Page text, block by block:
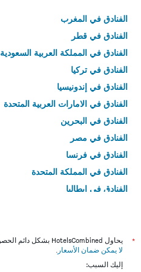
الفنادق في المغرب
الفنادق في قطر
الفنادق في المملكة العربية السعودية
الفنادق في تركيا
الفنادق في إندونيسيا
الفنادق في الامارات العربية المتحدة
الفنادق في البحرين
الفنادق في مصر
الفنادق في فرنسا
الفنادق في المملكة المتحدة
الفنادق في إيطاليا
*
يحاول HotelsCombined بشكل دائم الحصول على الأسعار الدقيقة، ولكن
لا يمكن ضمان الأسعار .
إليك السبب: